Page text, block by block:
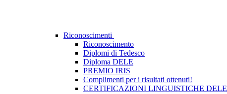
Riconoscimenti
Riconoscimento
Diplomi di Tedesco
Diploma DELE
PREMIO IRIS
Complimenti per i risultati ottenuti!
CERTIFICAZIONI LINGUISTICHE DELE